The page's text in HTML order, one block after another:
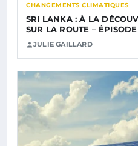
CHANGEMENTS CLIMATIQUES
SRI LANKA : À LA
SUR LA ROUTE –
JULIE GAILLARD